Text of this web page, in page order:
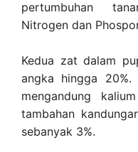
pertumbuhan
Nitrogen dan
Kedua zat dalam
angka hingga
mengandung
tambahan
sebanyak 3%.